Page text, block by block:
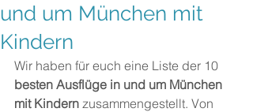
und um München mit
Kindern
Wir haben für euch eine Liste der 10
besten Ausflüge in und um München
mit Kindern zusammengestellt. Von